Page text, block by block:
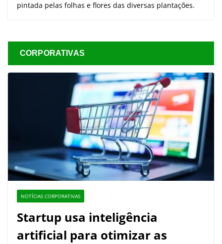
pintada pelas folhas e flores das diversas plantações.
CORPORATIVAS
NOTÍCIAS CORPORATIVAS
Startup usa inteligência
artificial para otimizar as